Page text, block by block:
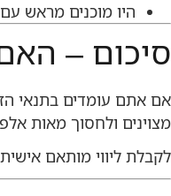
היו מוכנים מראש
סיכום –
אם אתם עומדים בתנאי
מצוינים ולחסוך מאות
לקבלת ליווי מותאם